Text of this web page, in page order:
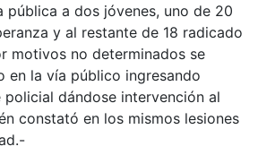
pública a dos jóvenes, uno de 20
y al restante de 18 radicado
motivos no determinados se
en la vía público ingresando
policial dándose intervención al
constató en los mismos lesiones